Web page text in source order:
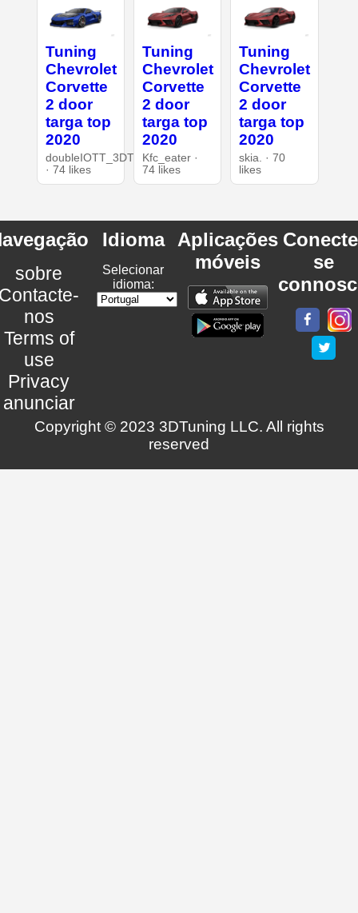
Tuning
Chevrolet
Corvette
2 door
targa top
2020
doubleIOTT_3DT
· 74 likes
Tuning
Chevrolet
Corvette
2 door
targa top
2020
Kfc_eater ·
74 likes
Tuning
Chevrolet
Corvette
2 door
targa top
2020
skia. · 70
likes
sobre
nos
Terms of
use
Privacy
anunciar
Idioma
Selecionar
idioma:
Aplicações
móveis
se
Copyright © 2023 3DTuning LLC. All rights
reserved